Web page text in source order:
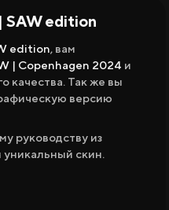
и Обмен Скинов
SAW edition
edition, вам
| Copenhagen 2024 и
качества. Так же вы
версию
руководству из
уникальный скин.